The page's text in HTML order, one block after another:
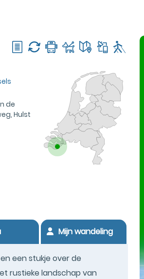
de
Hulst
Mijn wandeling
een stukje over de
rustieke landschap van